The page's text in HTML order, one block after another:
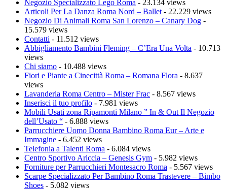
Negozio Specializzato Lego Roma - 23.134 views
Articoli Per La Danza Roma Nord – Ballet - 22.229 views
Negozio Di Animali Roma San Lorenzo – Canary Dog -
15.579 views
Contatti - 11.512 views
Abbigliamento Bambini Fleming – C’Era Una Volta - 10.713
views
Chi siamo - 10.488 views
Fiori e Piante a Cinecittà Roma – Romana Flora - 8.637
views
Lavanderia Roma Centro – Mister Frac - 8.567 views
Inserisci il tuo profilo - 7.981 views
Mobili Usati zona Ripamonti Milano ” In & Out Il Negozio
dell’Usato “ - 6.888 views
Parrucchiere Uomo Donna Bambino Roma Eur – Arte e
Immagine - 6.452 views
Telefonia a Talenti Roma - 6.084 views
Centro Sportivo Ariccia – Genesis Gym - 5.982 views
Forniture per Parrucchieri Montesacro Roma - 5.567 views
Scarpe Specializzato Per Bambino Roma Trastevere – Bimbo
Shoes - 5.082 views